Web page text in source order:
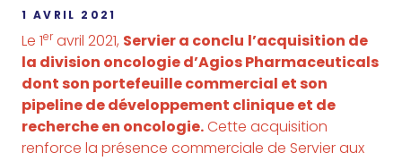
1 AVRIL 2021
Le 1eravril 2021, Servier a conclu l’acquisition de
la division oncologie d’Agios Pharmaceuticals
dont son portefeuille commercial et son
pipeline de développement clinique et de
recherche en oncologie.Cette acquisition
renforce la présence commerciale de Servier aux